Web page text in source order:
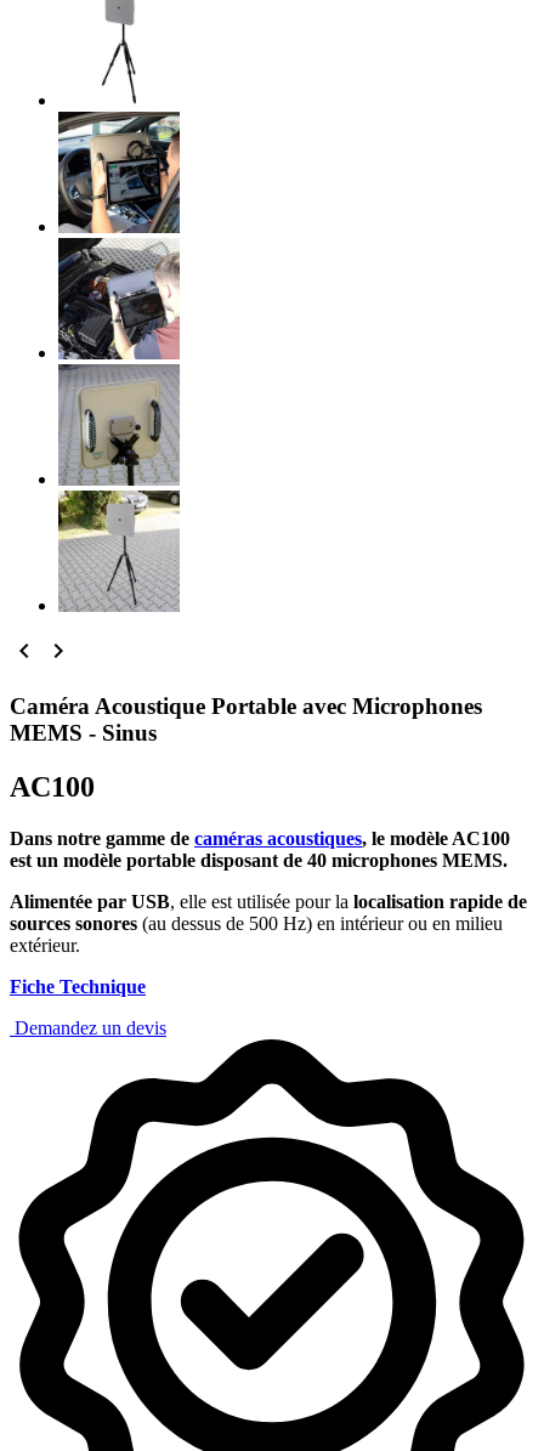
 
Caméra Acoustique Portable avec Microphones
MEMS - Sinus
AC100
Dans notre gamme de caméras acoustiques, le modèle AC100
est un modèle portable disposant de 40 microphones MEMS.
Alimentée par USB, elle est utilisée pour la localisation rapide de
sources sonores (au dessus de 500 Hz) en intérieur ou en milieu
extérieur.
Fiche Technique
Demandez un devis